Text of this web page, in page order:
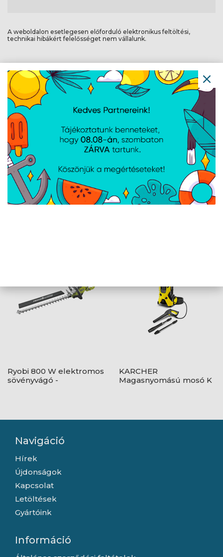
A weboldalon esetlegesen előforduló elektronikus feltöltési,
technikai hibákért felelősséget nem vállalunk.
AJÁNLATUNKBÓL
Ryobi 800 W elektromos
sövényvágó -
KARCHER
Magasnyomású mosó K
Navigáció
Hírek
Újdonságok
Kapcsolat
Letöltések
Gyártóink
Információ